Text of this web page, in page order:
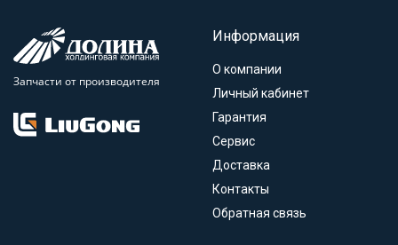
Запчасти от производителя
Информация
О компании
Личный кабинет
Гарантия
Сервис
Доставка
Контакты
Обратная связь